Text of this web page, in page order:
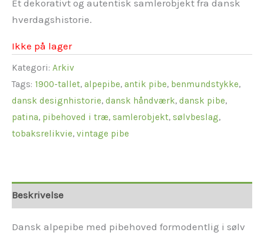
Et dekorativt og autentisk samlerobjekt fra dansk
hverdagshistorie.
Ikke på lager
Kategori: Arkiv
Tags: 1900-tallet, alpepibe, antik pibe, benmundstykke,
dansk designhistorie, dansk håndværk, dansk pibe,
patina, pibehoved i træ, samlerobjekt, sølvbeslag,
tobaksrelikvie, vintage pibe
Beskrivelse
Dansk alpepibe med pibehoved formodentlig i sølv